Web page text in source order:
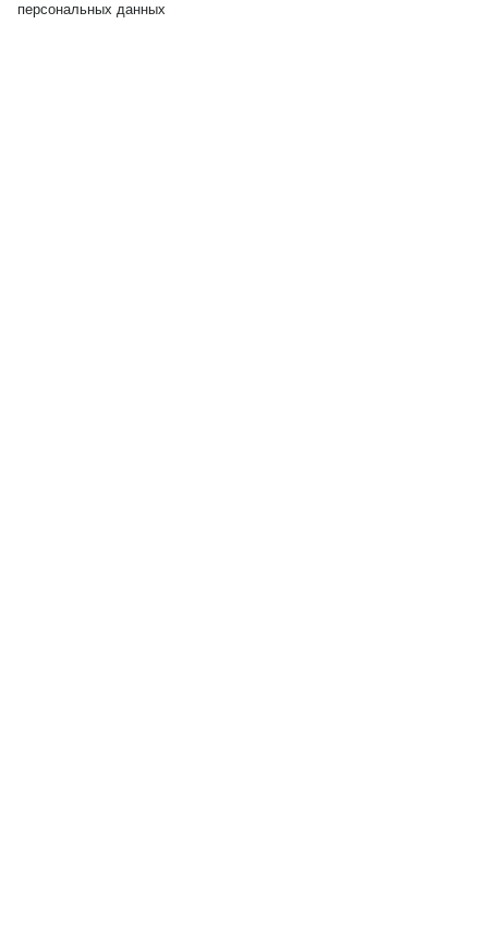
персональных данных